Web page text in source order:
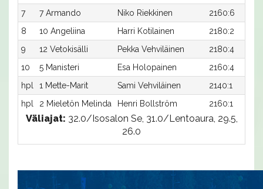
7
7 Armando Niko Riekkinen
2160:6
8
10 Angeliina Harri Kotilainen
2180:2
9
12 Vetokisälli Pekka Vehviläinen
2180:4
10
5 Manisteri Esa Holopainen
2160:4
hpl
1 Mette-Marit Sami Vehviläinen
2140:1
hpl
2 Mieletön Melinda Henri Bollström 2160:1
Väliajat: 32.0/Isosalon Se, 31.0/Lentoaura, 29.5,
26.0